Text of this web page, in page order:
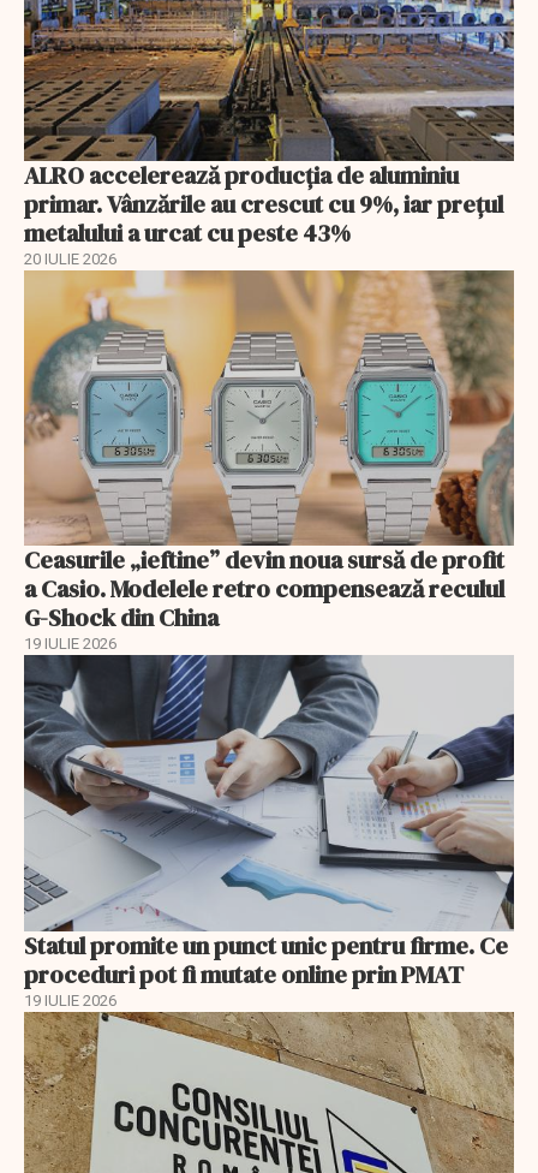
ALRO accelerează producția de aluminiu
primar. Vânzările au crescut cu 9%, iar prețul
metalului a urcat cu peste 43%
20 IULIE 2026
Ceasurile „ieftine” devin noua sursă de profit
a Casio. Modelele retro compensează reculul
G-Shock din China
19 IULIE 2026
Statul promite un punct unic pentru firme. Ce
proceduri pot fi mutate online prin PMAT
19 IULIE 2026